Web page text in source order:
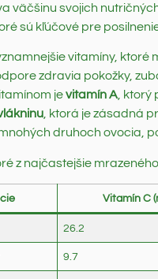
väčšinu svojich
sú kľúčové pre
vitamíny, ktoré
zdravia pokožky,
jevitamín A ,
, ktorá je zásadná
druhoch ovocia,
z najčastejšie
Vitamín C
26.2
9.7